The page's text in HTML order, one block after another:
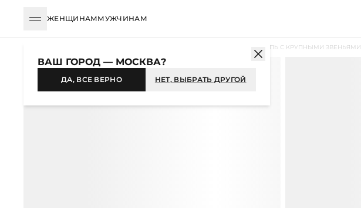
ЖЕНЩИНАММУЖЧИНАМ
БРАСЛЕТ-ЦЕПЬ С КРУПНЫМИ ЗВЕНЬЯМИ
ВАШ ГОРОД — МОСКВА?
ДА, ВСЕ ВЕРНО НЕТ, ВЫБРАТЬ ДРУГОЙ